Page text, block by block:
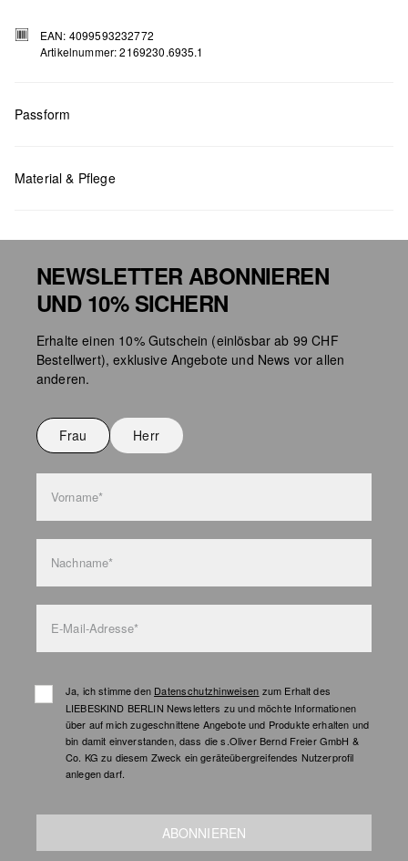
EAN: 4099593232772
Artikelnummer: 2169230.6935.1
Passform
Material & Pflege
Nicht für den Trockner geeignet
Keine chemische Reinigung möglich
Nicht waschen
NEWSLETTER ABONNIEREN
UND 10% SICHERN
Erhalte einen 10% Gutschein (einlösbar ab 99 CHF
Bestellwert), exklusive Angebote und News vor allen
anderen.
Frau Herr
Vorname*
Nachname*
E-Mail-Adresse*
Ja, ich stimme den Datenschutzhinweisen zum Erhalt des
LIEBESKIND BERLIN Newsletters zu und möchte Informationen
über auf mich zugeschnittene Angebote und Produkte erhalten und
bin damit einverstanden, dass die s.Oliver Bernd Freier GmbH &
Co. KG zu diesem Zweck ein geräteübergreifendes Nutzerprofil
anlegen darf.
ABONNIEREN